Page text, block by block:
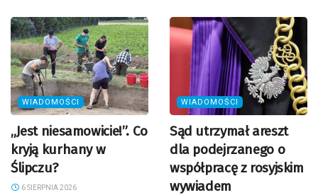
WIADOMOŚCI
„Jest niesamowicie!”. Co
kryją kurhany w
Ślipczu?
6 SIERPNIA 2026
WIADOMOŚCI
Sąd utrzymał areszt
dla podejrzanego o
współpracę z rosyjskim
wywiadem